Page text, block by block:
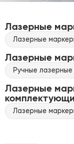
Лазерные
Лазерные
Лазерные
Ручные
Лазерные
Лазерные